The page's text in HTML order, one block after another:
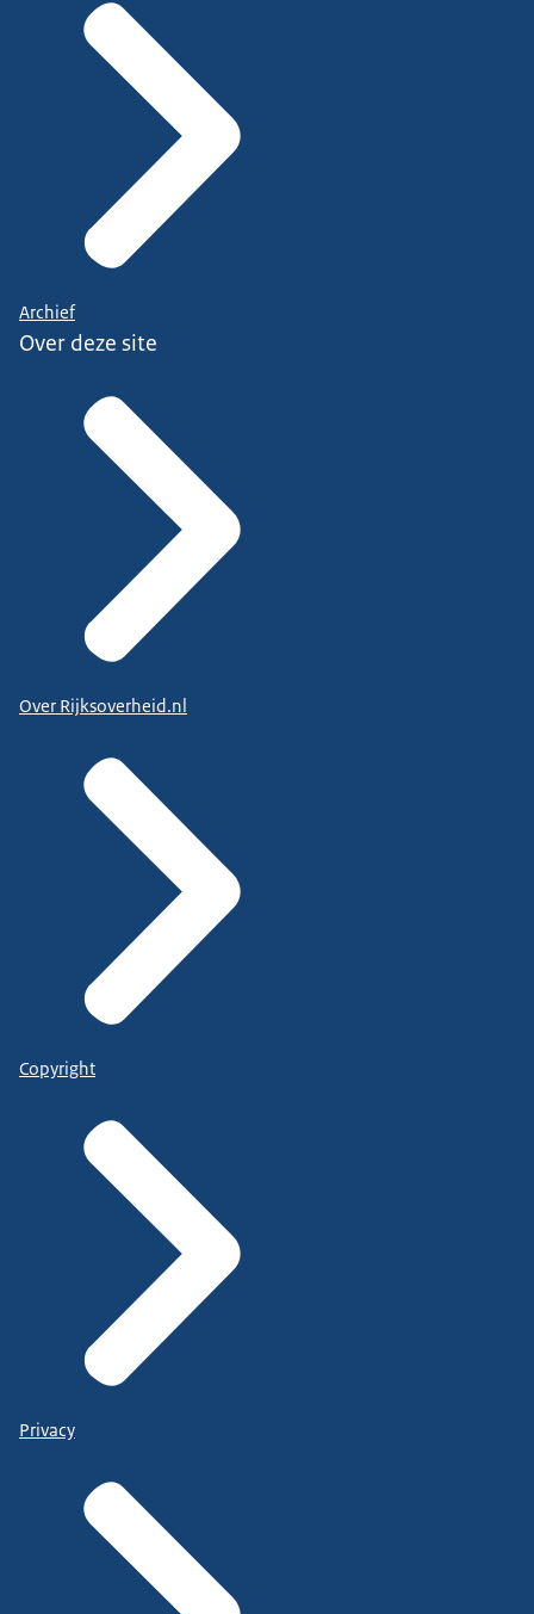
Archief
Over deze site
Over Rijksoverheid.nl
Copyright
Privacy